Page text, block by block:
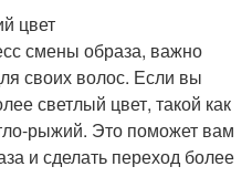
цвет
смены образа, важно
своих волос. Если вы
светлый цвет, такой как
рыжий. Это поможет вам
и сделать переход более